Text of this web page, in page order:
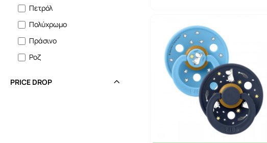
Πετρόλ
Πολύχρωμο
Πράσινο
Ροζ
PRICE DROP